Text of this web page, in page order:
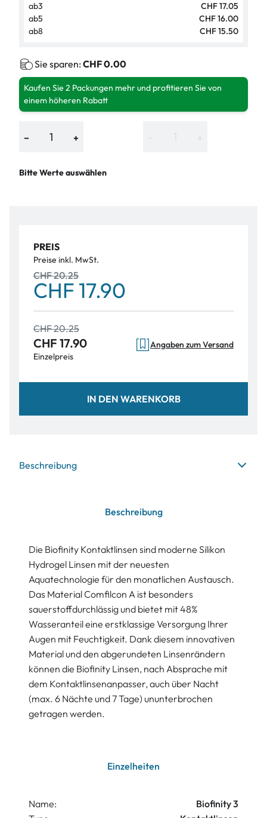
ab3
CHF 17.05
ab5
CHF 16.00
ab8 CHF 15.50
Sie sparen: CHF 0.00
Kaufen Sie 2 Packungen mehr und profitieren Sie von
einem höheren Rabatt
− +
Bitte Werte auswählen
PREIS
Preise inkl. MwSt.
CHF 20.25
CHF 17.90
CHF 20.25
CHF 17.90
Einzelpreis
Angaben zum Versand
IN DEN WARENKORB
Beschreibung
Beschreibung
Die Biofinity Kontaktlinsen sind moderne Silikon
Hydrogel Linsen mit der neuesten
Aquatechnologie für den monatlichen Austausch.
Das Material Comfilcon A ist besonders
sauerstoffdurchlässig und bietet mit 48%
Wasseranteil eine erstklassige Versorgung Ihrer
Augen mit Feuchtigkeit. Dank diesem innovativen
Material und den abgerundeten Linsenrändern
können die Biofinity Linsen, nach Absprache mit
dem Kontaktlinsenanpasser, auch über Nacht
(max. 6 Nächte und 7 Tage) ununterbrochen
getragen werden.
Einzelheiten
Name:
Biofinity 3